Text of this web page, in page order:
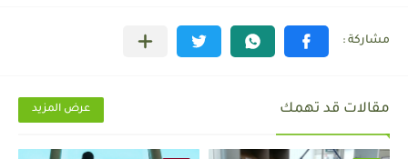
مقالات قد تهمك عرض المزيد